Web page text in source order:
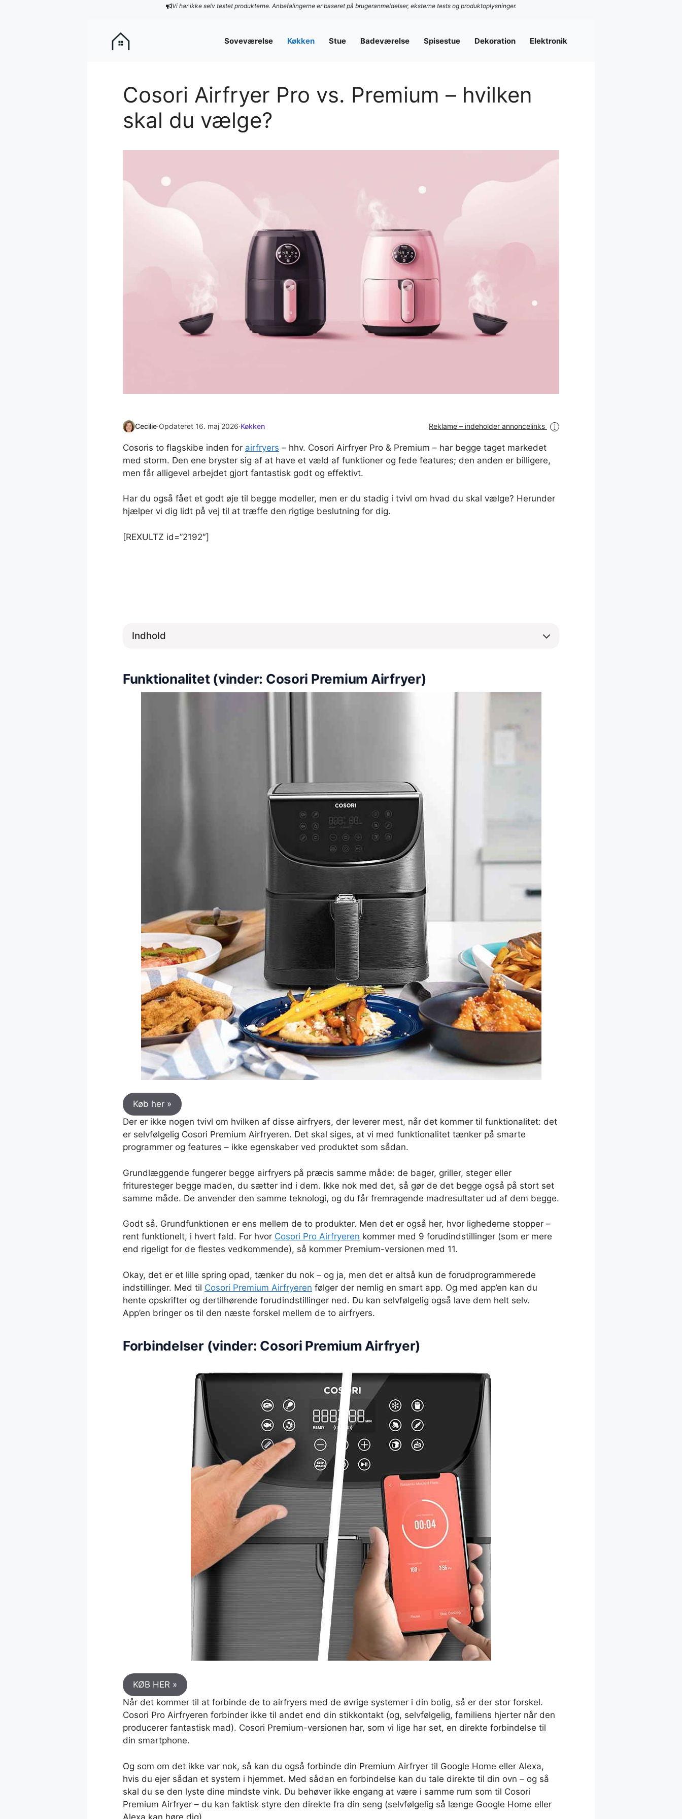
Vi har ikke selv testet produkterne. Anbefalingerne er baseret på brugeranmeldelser, eksterne tests og produktoplysninger.
Soveværelse Køkken Stue Badeværelse Spisestue Dekoration Elektronik
Cosori Airfryer Pro vs. Premium – hvilken
skal du vælge?
Cecilie·Opdateret 16. maj 2026·Køkken Reklame – indeholder annoncelinks i
Cosoris to flagskibe inden for airfryers – hhv. Cosori Airfryer Pro & Premium – har begge taget markedet
med storm. Den ene bryster sig af at have et væld af funktioner og fede features; den anden er billigere,
men får alligevel arbejdet gjort fantastisk godt og effektivt.
Har du også fået et godt øje til begge modeller, men er du stadig i tvivl om hvad du skal vælge? Herunder
hjælper vi dig lidt på vej til at træffe den rigtige beslutning for dig.
[REXULTZ id=”2192″]
Indhold
Funktionalitet (vinder: Cosori Premium Airfryer)
Køb her »
Der er ikke nogen tvivl om hvilken af disse airfryers, der leverer mest, når det kommer til funktionalitet: det
er selvfølgelig Cosori Premium Airfryeren. Det skal siges, at vi med funktionalitet tænker på smarte
programmer og features – ikke egenskaber ved produktet som sådan.
Grundlæggende fungerer begge airfryers på præcis samme måde: de bager, griller, steger eller
frituresteger begge maden, du sætter ind i dem. Ikke nok med det, så gør de det begge også på stort set
samme måde. De anvender den samme teknologi, og du får fremragende madresultater ud af dem begge.
Godt så. Grundfunktionen er ens mellem de to produkter. Men det er også her, hvor lighederne stopper –
rent funktionelt, i hvert fald. For hvor Cosori Pro Airfryeren kommer med 9 forudindstillinger (som er mere
end rigeligt for de flestes vedkommende), så kommer Premium-versionen med 11.
Okay, det er et lille spring opad, tænker du nok – og ja, men det er altså kun de forudprogrammerede
indstillinger. Med til Cosori Premium Airfryeren følger der nemlig en smart app. Og med app’en kan du
hente opskrifter og dertilhørende forudindstillinger ned. Du kan selvfølgelig også lave dem helt selv.
App’en bringer os til den næste forskel mellem de to airfryers.
Forbindelser (vinder: Cosori Premium Airfryer)
KØB HER »
Når det kommer til at forbinde de to airfryers med de øvrige systemer i din bolig, så er der stor forskel.
Cosori Pro Airfryeren forbinder ikke til andet end din stikkontakt (og, selvfølgelig, familiens hjerter når den
producerer fantastisk mad). Cosori Premium-versionen har, som vi lige har set, en direkte forbindelse til
din smartphone.
Og som om det ikke var nok, så kan du også forbinde din Premium Airfryer til Google Home eller Alexa,
hvis du ejer sådan et system i hjemmet. Med sådan en forbindelse kan du tale direkte til din ovn – og så
skal du se den lyste dine mindste vink. Du behøver ikke engang at være i samme rum som til Cosori
Premium Airfryer – du kan faktisk styre den direkte fra din seng (selvfølgelig så længe Google Home eller
Alexa kan høre dig).